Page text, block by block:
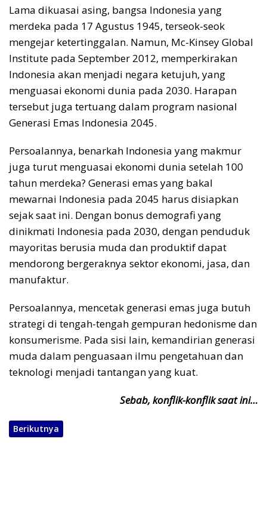
Lama dikuasai asing, bangsa Indonesia yang
merdeka pada 17 Agustus 1945, terseok-seok
mengejar ketertinggalan. Namun, Mc-Kinsey Global
Institute pada September 2012, memperkirakan
Indonesia akan menjadi negara ketujuh, yang
menguasai ekonomi dunia pada 2030. Harapan
tersebut juga tertuang dalam program nasional
Generasi Emas Indonesia 2045.
Persoalannya, benarkah Indonesia yang makmur
juga turut menguasai ekonomi dunia setelah 100
tahun merdeka? Generasi emas yang bakal
mewarnai Indonesia pada 2045 harus disiapkan
sejak saat ini. Dengan bonus demografi yang
dinikmati Indonesia pada 2030, dengan penduduk
mayoritas berusia muda dan produktif dapat
mendorong bergeraknya sektor ekonomi, jasa, dan
manufaktur.
Persoalannya, mencetak generasi emas juga butuh
strategi di tengah-tengah gempuran hedonisme dan
konsumerisme. Pada sisi lain, kemandirian generasi
muda dalam penguasaan ilmu pengetahuan dan
teknologi menjadi tantangan yang kuat.
Sebab, konflik-konflik saat ini…
Berikutnya